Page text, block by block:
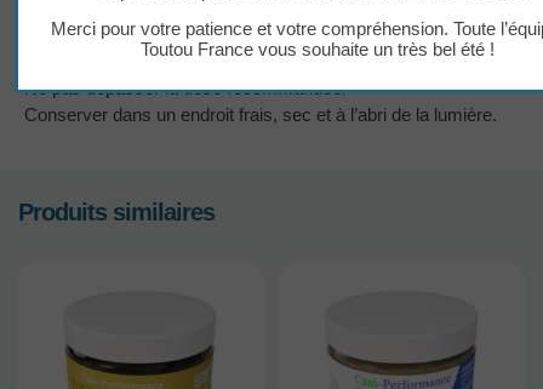
directement ou mélangé à l’alimentation.
Utiliser de façonquotidienne pour un maintien optimal de la
souplesse et du confort du mouvement.
Ne pas dépasser la dose recommandée.
Conserver dans un endroit frais, sec et à l’abri de la lumière.
Produits similaires
Merci pour votre patience et votre compréhension. Toute
Toutou France vous souhaite un très bel été !